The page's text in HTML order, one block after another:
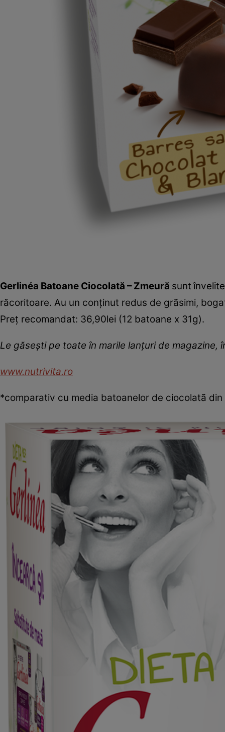
Gerlinéa Batoane Ciocolată – Zmeură sunt
răcoritoare. Au un conţinut redus de grãsimi,
Preţ recomandat: 36,90lei (12 batoane x 31g).
Le găseşti pe toate în marile lanţuri de magazine,
www.nutrivita.ro
*comparativ cu media batoanelor de ciocolatã